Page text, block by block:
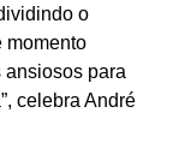
o
momento
para
celebra André